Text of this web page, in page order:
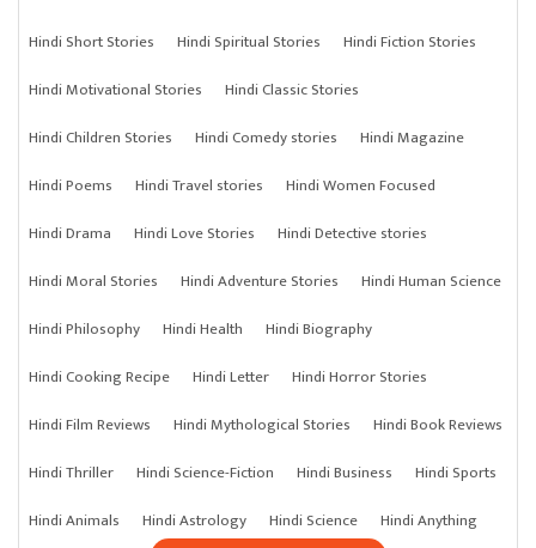
Hindi Short Stories Hindi Spiritual Stories
Hindi Fiction Stories
Hindi Motivational Stories
Hindi Classic Stories
Hindi Children Stories
Hindi Comedy stories
Hindi Magazine
Hindi Poems
Hindi Travel stories
Hindi Women Focused
Hindi Drama
Hindi Love Stories
Hindi Detective stories
Hindi Moral Stories
Hindi Adventure Stories
Hindi Human Science
Hindi Philosophy
Hindi Health
Hindi Biography
Hindi Cooking Recipe
Hindi Letter
Hindi Horror Stories
Hindi Film Reviews
Hindi Mythological Stories
Hindi Book Reviews
Hindi Thriller
Hindi Science-Fiction Hindi Business
Hindi Sports
Hindi Animals
Hindi Astrology Hindi Science Hindi Anything